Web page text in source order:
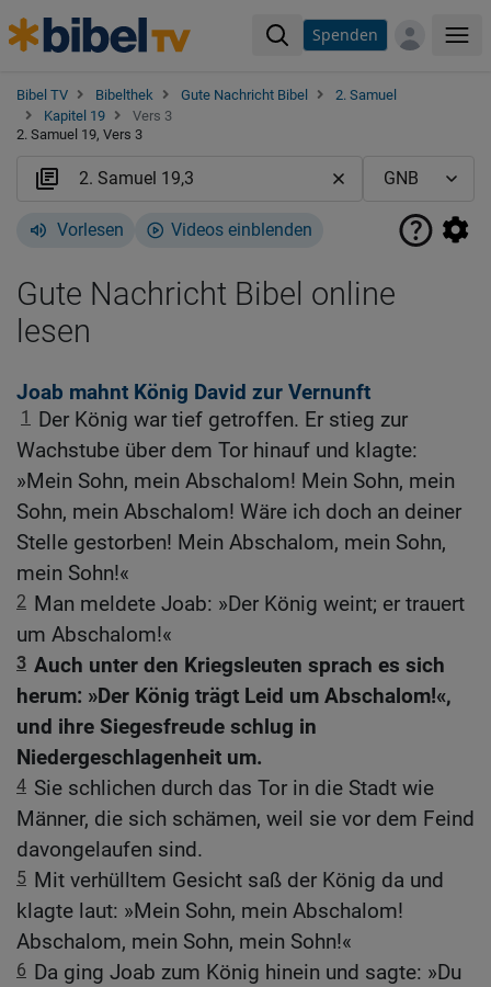
Spenden
Bibel TV Bibelthek Gute Nachricht Bibel
2. Samuel
Kapitel 19
Vers 3
2. Samuel 19, Vers 3
Vorlesen Videos einblenden
Gute Nachricht Bibel online
lesen
Joab mahnt König David zur Vernunft
1
Der König war tief getroffen. Er stieg zur
Wachstube über dem Tor hinauf und klagte:
»Mein Sohn, mein Abschalom! Mein Sohn, mein
Sohn, mein Abschalom! Wäre ich doch an deiner
Stelle gestorben! Mein Abschalom, mein Sohn,
mein Sohn!«
2 Man meldete Joab: »Der König weint; er trauert
um Abschalom!«
3 Auch unter den Kriegsleuten sprach es sich
herum: »Der König trägt Leid um Abschalom!«,
und ihre Siegesfreude schlug in
Niedergeschlagenheit um.
4 Sie schlichen durch das Tor in die Stadt wie
Männer, die sich schämen, weil sie vor dem Feind
davongelaufen sind.
5 Mit verhülltem Gesicht saß der König da und
klagte laut: »Mein Sohn, mein Abschalom!
Abschalom, mein Sohn, mein Sohn!«
6 Da ging Joab zum König hinein und sagte: »Du